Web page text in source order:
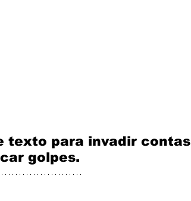
texto para invadir contas
golpes.